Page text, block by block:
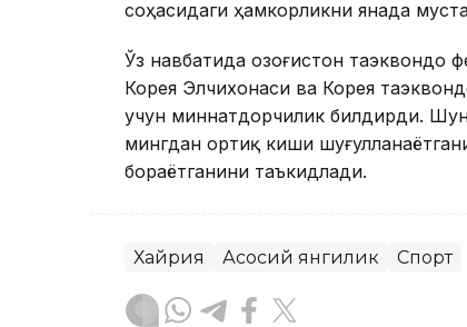
соҳасидаги ҳамкорликни янада
Ўз навбатида Қозоғистон
Корея Элчихонаси ва Корея
учун миннатдорчилик билдирди.
мингдан ортиқ киши
бораётганини таъкидлади.
Хайрия Асосий янгилик Спорт